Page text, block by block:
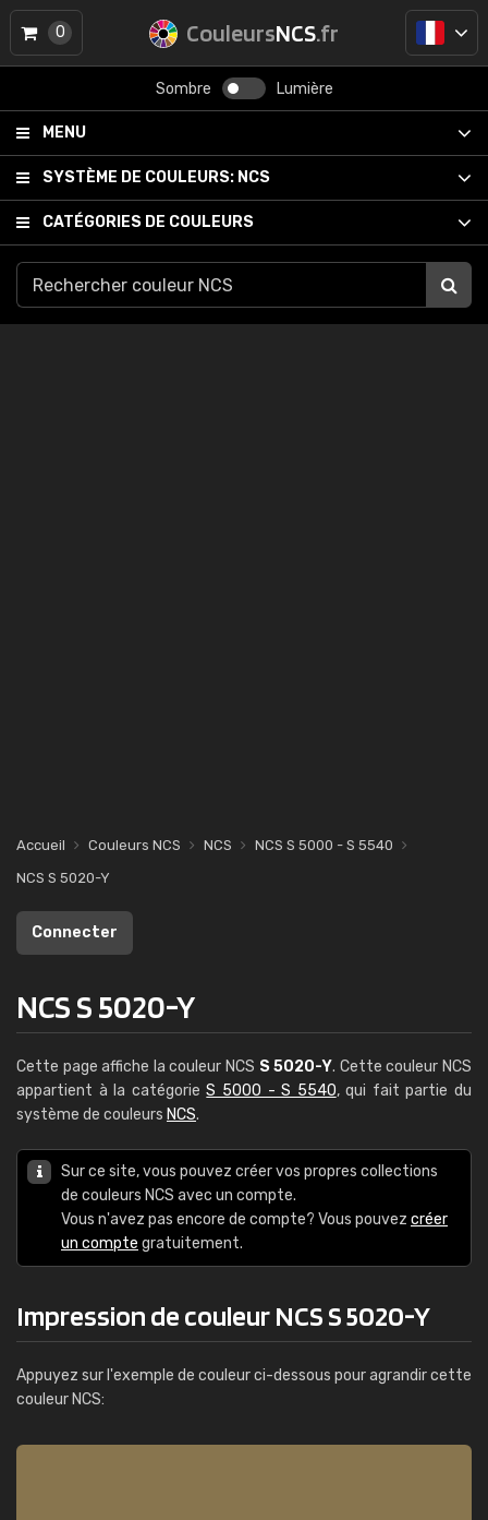
CouleursNCS.fr
Sombre Lumière
MENU
SYSTÈME DE COULEURS: NCS
CATÉGORIES DE COULEURS
0
Accueil Couleurs NCS NCS
NCS S 5000 - S 5540
NCS S 5020-Y
Connecter
NCS S 5020-Y
Cette page affiche la couleur NCS S 5020-Y. Cette couleur NCS
appartient à la catégorieS 5000 - S 5540, qui fait partie du
système de couleurs NCS.
Sur ce site, vous pouvez créer vos propres collections
de couleurs NCS avec un compte.
Vous n'avez pas encore de compte? Vous pouvez créer
un compte gratuitement.
Impression de couleur NCS S 5020-Y
Appuyez sur l'exemple de couleur ci-dessous pour agrandir cette
couleur NCS: